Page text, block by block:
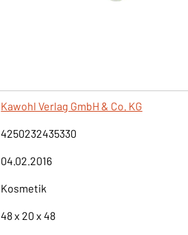
Kawohl Verlag GmbH & Co. KG
4250232435330
04.02.2016
Kosmetik
48 x 20 x 48